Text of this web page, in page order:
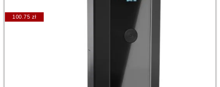
100.75 zł